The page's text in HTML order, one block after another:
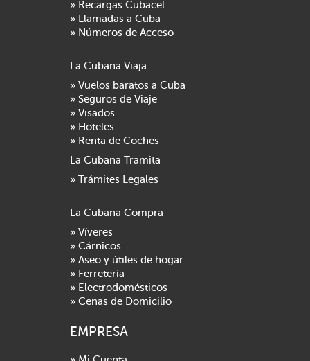
» Recargas Cubacel
» Llamadas a Cuba
» Números de Acceso
La Cubana Viaja
» Vuelos baratos a Cuba
» Seguros de Viaje
» Visados
» Hoteles
» Renta de Coches
La Cubana Tramita
» Trámites Legales
La Cubana Compra
» Víveres
» Cárnicos
» Aseo y útiles de hogar
» Ferretería
» Electrodomésticos
» Cenas de Domicilio
EMPRESA